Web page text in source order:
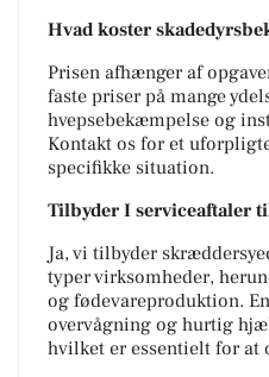
Hvad koster
Prisen afhænger af
faste priser på mange
hvepsebekæmpelse og
Kontakt os for et
specifikke situation.
Tilbyder I serviceaftaler
Ja, vi tilbyder
typer virksomheder,
og fødevareproduktion.
overvågning og hurtig
hvilket er essentielt for at